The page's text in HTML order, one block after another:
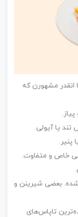
انقدر مشهورن که
یا آیولی.
پنیر.
خاص و متفاوت.
بعضی شیرینن و
تاپاس‌های